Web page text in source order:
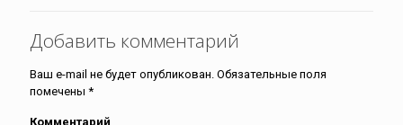
Добавить комментарий
Ваш e-mail не будет опубликован. Обязательные поля
помечены *
Комментарий